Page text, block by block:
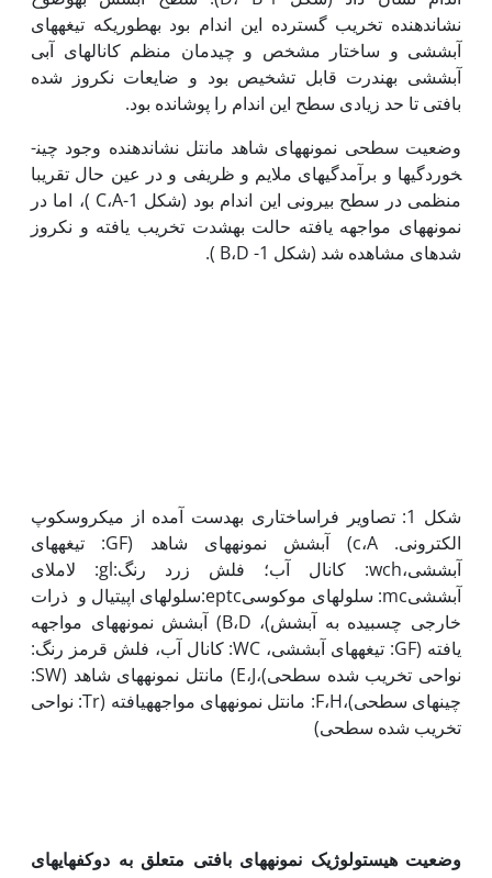
نشان‏دهنده تخریب گسترده این اندام بود به‏طوری‏که تیغه­های
آبششی و ساختار مشخص و چیدمان منظم کانال­های آبی
آبششی به‏ندرت قابل تشخیص بود و ضایعات نکروز شده
بافتی تا حد زیادی سطح این اندام را پوشانده بود.
وضعیت سطحی نمونه­های شاهد مانتل نشان­دهنده وجود چین­
خوردگی­ها و برآمدگی­های ملایم و ظریفی و در عین حال تقریبا
منظمی در سطح بیرونی این اندام بود (شکل 1-C،A )، اما در
نمونه­های مواجهه یافته حالت به‏شدت تخریب یافته و نکروز
شده­ای مشاهده شد (شکل 1- B،D ).
شکل 1: تصاویر فراساختاری به‏دست آمده از میکروسکوپ
الکترونی. c،A) آبشش نمونه­های شاهد (GF: تیغه­های
آبششی،wch: کانال آب؛ فلش زرد رنگ:gl: لاملای
آبششیmc: سلول­های موکوسیeptc:سلول­های اپیتیال و ذرات
خارجی چسبیده به آبشش)، B،D) آبشش نمونه­های مواجهه
یافته (GF: تیغه­های آبششی، WC: کانال آب، فلش قرمز رنگ:
نواحی تخریب شده سطحی)،E،J) مانتل نمونه­های شاهد (SW:
چین­های سطحی)،F،H: مانتل نمونه­های مواجهه­یافته (Tr: نواحی
تخریب شده سطحی)
وضعیت هیستولوژیک نمونه­های بافتی متعلق به دوکفه‏ای­های